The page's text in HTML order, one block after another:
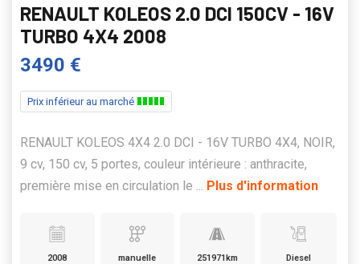
RENAULT KOLEOS 2.0 DCI 150CV - 16V
TURBO 4X4 2008
3490 €
Prix inférieur au marché
RENAULT KOLEOS 4X4 2.0 DCI - 16V TURBO 4X4, NOIR,
9 cv, 150 cv, 5 portes, couleur intérieure : anthracite,
première mise en circulation le ... Plus d'information
2008 manuelle 251971km Diesel